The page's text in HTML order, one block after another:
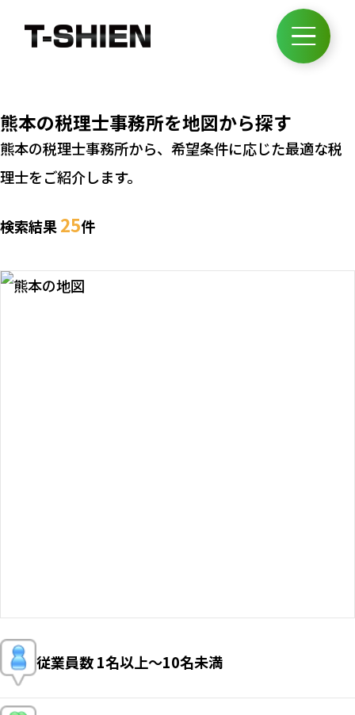
熊本の税理士事務所を地図から探す
熊本の税理士事務所から、希望条件に応じた最適な税
理士をご紹介します。
検索結果25件
従業員数1名以上〜10名未満